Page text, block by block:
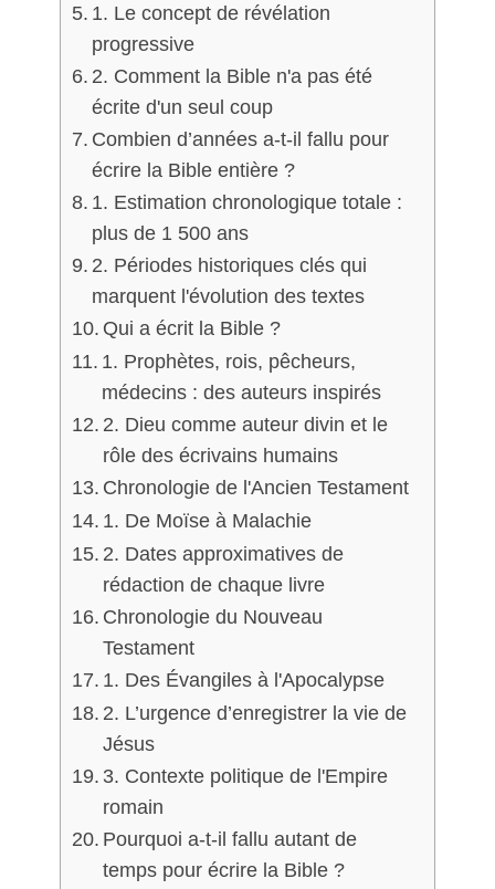
1. Le concept de révélation
progressive
2. Comment la Bible n'a pas été
écrite d'un seul coup
Combien d’années a-t-il fallu pour
écrire la Bible entière ?
1. Estimation chronologique totale :
plus de 1 500 ans
2. Périodes historiques clés qui
marquent l'évolution des textes
Qui a écrit la Bible ?
1. Prophètes, rois, pêcheurs,
médecins : des auteurs inspirés
2. Dieu comme auteur divin et le
rôle des écrivains humains
Chronologie de l'Ancien Testament
1. De Moïse à Malachie
2. Dates approximatives de
rédaction de chaque livre
Chronologie du Nouveau
Testament
1. Des Évangiles à l'Apocalypse
2. L’urgence d’enregistrer la vie de
Jésus
3. Contexte politique de l'Empire
romain
Pourquoi a-t-il fallu autant de
temps pour écrire la Bible ?